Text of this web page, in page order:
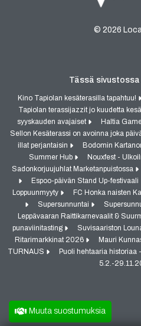
© 2026
Tässä sivustossa
Kino Tapiolan kesäterasilla tapahtuu!
Tapiolan terassijazzit jo kuudetta
syyskauden avajaiset
Haltia
Sellon Kesäterassi on avoinna joka
illat perjantaisin
Bodomin
Summer Hub
Nouxfest -
Sadonkorjuujuhlat Marketanpuistossa
Espoo-päivän Stand Up-festivaali
Loppuunmyyty
FC Honka naisten
Supersunnuntai
Leppävaaran Raittikarnevaalit &
punaviinitasting
Suvisaariston
Ritarimarkkinat 2026
Mauri
TURNAUS
Puoli hehtaaria historiaa
5.2.-
Muuta suostumuksia